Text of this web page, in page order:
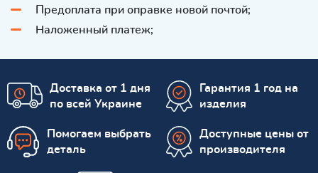
Предоплата при оправке новой почтой;
Наложенный платеж;
Доставка от 1 дня
по всей Украине
Гарантия 1 год на
изделия
Помогаем выбрать
деталь
Доступные цены от
производителя